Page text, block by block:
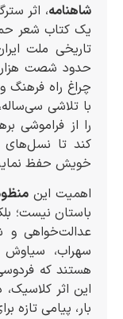
شاهنامه، اثر
یک کتاب شعر
تاریخی ملت
حدود شصت هزار
چراغ راه فرهنگ
با تلاشی
را از فراموشی
کند تا نسل‌های
خویش حفظ
اهمیت این
باستان نیست؛
عدالت‌خواهی و
سهراب، سیاوش
هستند که
این اثر
بار، پیامی تازه